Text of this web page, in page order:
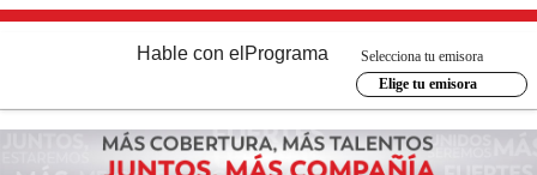
Hable con el Programa
Selecciona tu emisora
Elige tu emisora